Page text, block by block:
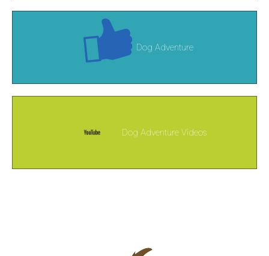
Dog Adventure
Dog Adventure Videos